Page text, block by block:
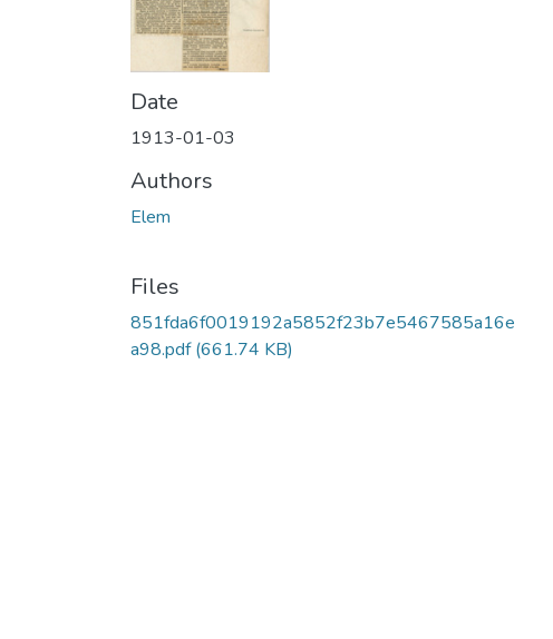
Date
1913-01-03
Authors
Elem
Files
851fda6f0019192a5852f23b7e5467585a16e
a98.pdf(661.74 KB)